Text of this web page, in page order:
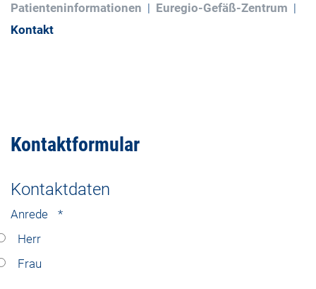
Patienteninformationen
Euregio-Gefäß-Zentrum
Kontakt
Kontaktformular
Kontaktdaten
Anrede
*
Herr
Frau